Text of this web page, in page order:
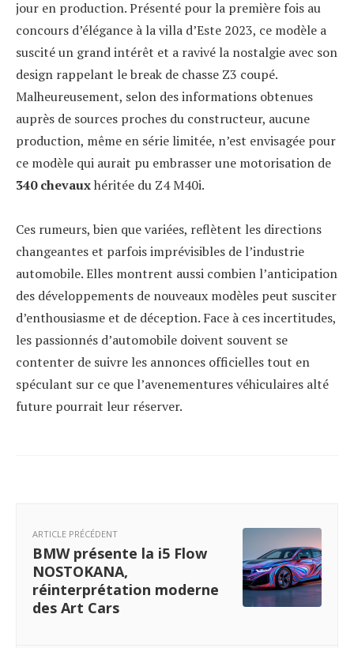
jour en production. Présenté pour la première fois au
concours d’élégance à la villa d’Este 2023, ce modèle a
suscité un grand intérêt et a ravivé la nostalgie avec son
design rappelant le break de chasse Z3 coupé.
Malheureusement, selon des informations obtenues
auprès de sources proches du constructeur, aucune
production, même en série limitée, n’est envisagée pour
ce modèle qui aurait pu embrasser une motorisation de
340 chevauxhéritée du Z4 M40i.
Ces rumeurs, bien que variées, reflètent les directions
changeantes et parfois imprévisibles de l’industrie
automobile. Elles montrent aussi combien l’anticipation
des développements de nouveaux modèles peut susciter
d’enthousiasme et de déception. Face à ces incertitudes,
les passionnés d’automobile doivent souvent se
contenter de suivre les annonces officielles tout en
spéculant sur ce que l’avenementures véhiculaires alté
future pourrait leur réserver.
ARTICLE PRÉCÉDENT
BMW présente la i5 Flow
NOSTOKANA,
réinterprétation moderne
des Art Cars